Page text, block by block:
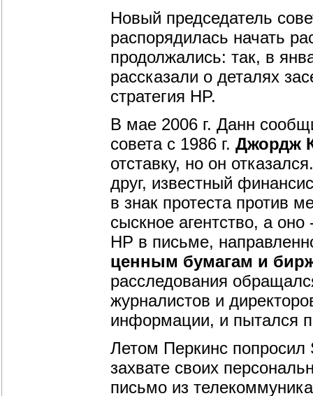
Новый председатель
распорядилась начать
продолжались: так, в
рассказали о деталях
стратегия HP.
В мае 2006 г. Данн
совета с 1986 г. Джордж
отставку, но он
друг, известный
в знак протеста против
сыскное агентство, а
HP в письме,
ценным бумагам и
расследования
журналистов и
информации, и пытался
Летом Перкинс попросил
захвате своих
письмо из